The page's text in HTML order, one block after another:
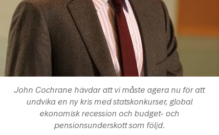
John Cochrane hävdar att vi måste agera nu för att
undvika en ny kris med statskonkurser, global
ekonomisk recession och budget- och
pensionsunderskott som följd.